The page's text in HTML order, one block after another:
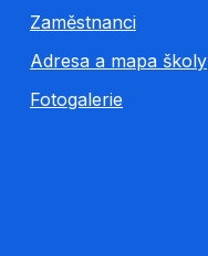
Zaměstnanci
Adresa a mapa školy
Fotogalerie